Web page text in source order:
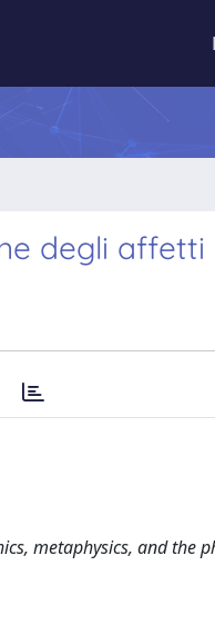
degli affetti
metaphysics, and the